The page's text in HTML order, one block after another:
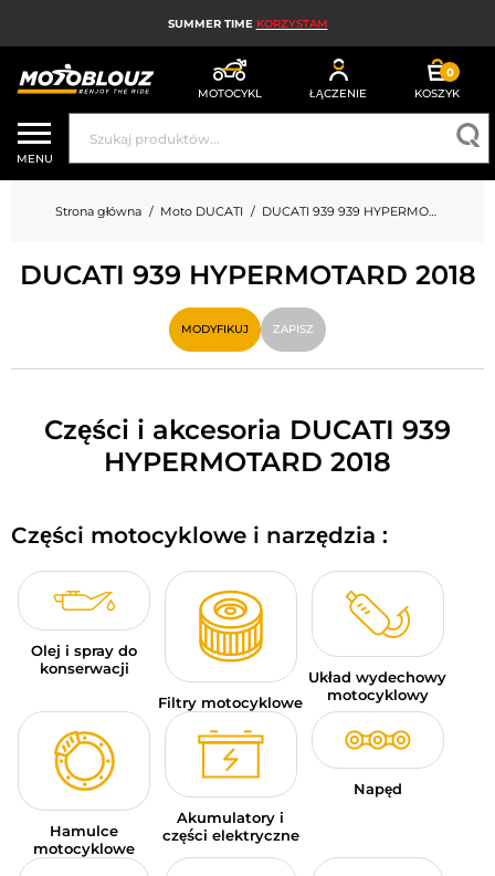
SUMMER TIME KORZYSTAM
MOTOCYKL ŁĄCZENIE
0
KOSZYK
KASK MOTOCYKLOWY
ODZIEŻ MOTOCYKLOWA DLA MĘŻCZYZN
UBRANIA MOTOCYKLOWE DAMSKIE
MX; ENDURO I TRIAL
HIGH-TECH MOTOCYKLOWY
PODUSZKA POWIETRZNA MOTOCYKLOWA
CZĘŚCI MOTOCYKLOWE I NARZĘDZIA
AKCESORIA MOTOCYKLOWE
OKAZJE I PROMOCJE
KARTY PODARUNKOWE
PL | EUR € — MODYFIKUJ
MARKI
PORADY
SKONTAKTUJ SIĘ Z NAMI
MENU
Strona główna Moto DUCATI DUCATI 939 939 HYPERMOTARD
DUCATI 939 HYPERMOTARD 2018
MODYFIKUJ ZAPISZ
Części i akcesoria DUCATI 939
HYPERMOTARD 2018
Części motocyklowe i narzędzia :
Olej i spray do
konserwacji
Filtry motocyklowe
Układ wydechowy
motocyklowy
Hamulce
motocyklowe
Akumulatory i
części elektryczne
Napęd